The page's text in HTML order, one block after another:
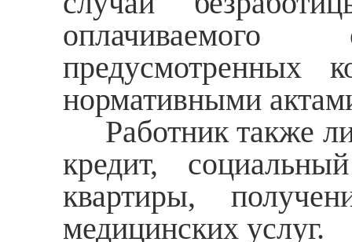
предусмотренных
нормативными
Работник также
кредит,
квартиры,
медицинских услуг.